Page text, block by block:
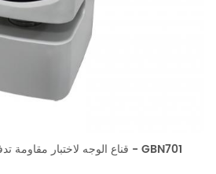
قناع الوجه لاختبار مقاومة تدفق الهواء والضغط التفاضلي - GBN701